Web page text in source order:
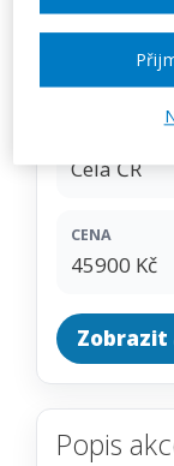
Celá ČR
CENA
45900 Kč
Zobrazit
Popis